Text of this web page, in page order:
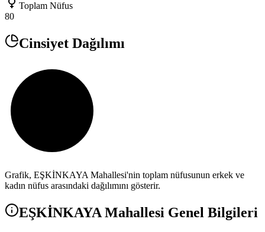
Toplam Nüfus
80
Cinsiyet Dağılımı
Grafik, EŞKİNKAYA Mahallesi'nin toplam nüfusunun erkek ve
kadın nüfus arasındaki dağılımını gösterir.
EŞKİNKAYA Mahallesi Genel Bilgileri